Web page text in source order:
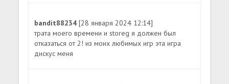
bandit88234[28 января 2024 12:14]
трата моего времени и storeg я должен был
отказаться от 2! из моих любимых игр эта игра
дискус меня